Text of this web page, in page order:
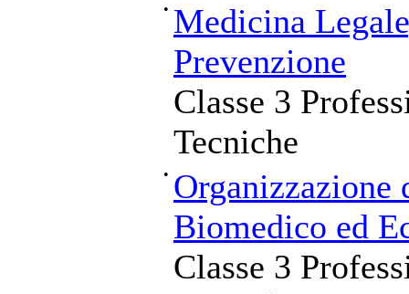
• Medicina
Prevenzione
Classe 3
Tecniche
•
Biomedico ed
Classe 3